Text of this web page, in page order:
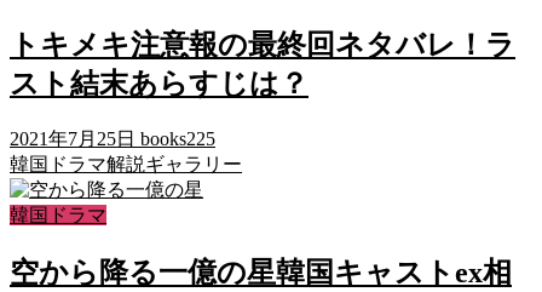
トキメキ注意報の最終回ネタバレ！ラ
スト結末あらすじは？
2021年7月25日 books225
韓国ドラマ解説ギャラリー
韓国ドラマ
空から降る一億の星韓国キャストex相